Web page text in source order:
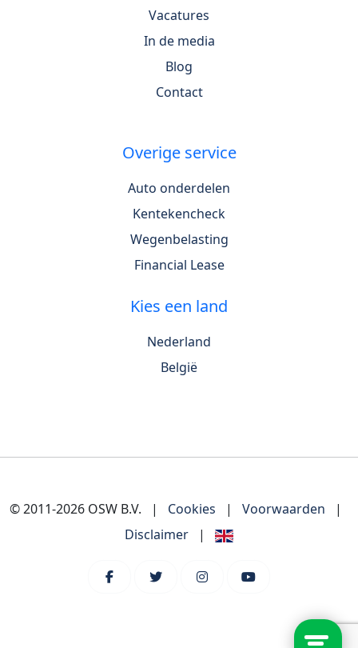
Vacatures
In de media
Blog
Contact
Overige service
Auto onderdelen
Kentekencheck
Wegenbelasting
Financial Lease
Kies een land
Nederland
België
© 2011-2026 OSW B.V. | Cookies | Voorwaarden
|
Disclaimer
|